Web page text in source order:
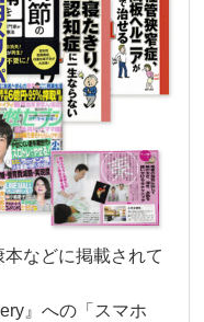
などに掲載されて
』への「スマホ